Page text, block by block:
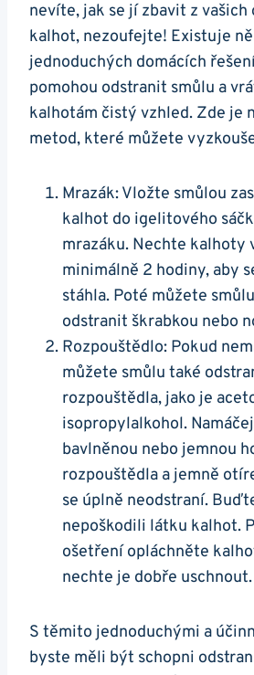
nevíte, jak se jí zbavit z
kalhot, nezoufejte! Existuje
jednoduchých domácích
pomohou odstranit smůlu a
kalhotám čistý vzhled. Zde je
metod, které můžete
Mrazák: Vložte smůlou
kalhot do igelitového
mrazáku. Nechte kalhoty
minimálně 2 hodiny, aby
stáhla. Poté můžete
odstranit škrabkou nebo
Rozpouštědlo: Pokud
můžete smůlu také
rozpouštědla, jako je
isopropylalkohol.
bavlněnou nebo jemnou
rozpouštědla a jemně
se úplně neodstraní.
nepoškodili látku kalhot.
ošetření opláchněte
nechte je dobře uschnout.
S těmito jednoduchými a
byste měli být schopni